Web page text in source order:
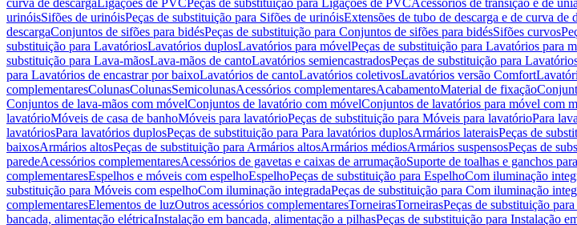
curva de descargaLigações de PVCPeças de substituição para Ligações de PVCAcessórios de transição e de
urinóisSifões de urinóisPeças de substituição para Sifões de urinóisExtensões de tubo de descarga e de curva de
descargaConjuntos de sifões para bidésPeças de substituição para Conjuntos de sifões para bidésSifões curvos
substituição para LavatóriosLavatórios duplosLavatórios para móvelPeças de substituição para Lavatórios para
substituição para Lava-mãosLava-mãos de cantoLavatórios semiencastradosPeças de substituição para
para Lavatórios de encastrar por baixoLavatórios de cantoLavatórios coletivosLavatórios versão Comfort
complementaresColunasColunasSemicolunasAcessórios complementaresAcabamentoMaterial de fixação
Conjuntos de lava-mãos com móvelConjuntos de lavatório com móvelConjuntos de lavatórios para móvel com
lavatórioMóveis de casa de banhoMóveis para lavatórioPeças de substituição para Móveis para lavatórioPara
lavatóriosPara lavatórios duplosPeças de substituição para Para lavatórios duplosArmários lateraisPeças de
baixosArmários altosPeças de substituição para Armários altosArmários médiosArmários suspensosPeças de
paredeAcessórios complementaresAcessórios de gavetas e caixas de arrumaçãoSuporte de toalhas e ganchos
complementaresEspelhos e móveis com espelhoEspelhoPeças de substituição para EspelhoCom iluminação
substituição para Móveis com espelhoCom iluminação integradaPeças de substituição para Com iluminação
complementaresElementos de luzOutros acessórios complementaresTorneirasTorneirasPeças de substituição
bancada, alimentação elétricaInstalação em bancada, alimentação a pilhasPeças de substituição para Instalação